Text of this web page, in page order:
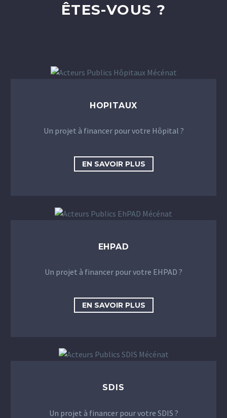
ÊTES-VOUS ?
HOPITAUX
Un projet à financer pour votre Hôpital ?
EN SAVOIR PLUS
EHPAD
Un projet à financer pour votre EHPAD ?
EN SAVOIR PLUS
SDIS
Un projet à financer pour votre SDIS ?